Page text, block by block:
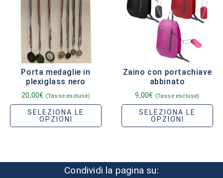
Porta medaglie in
plexiglass nero
20,00€ (Tasse escluse)
SELEZIONA LE
OPZIONI
Zaino con portachiave
abbinato
9,00€ (Tasse escluse)
SELEZIONA LE
OPZIONI
Condividi la pagina su: